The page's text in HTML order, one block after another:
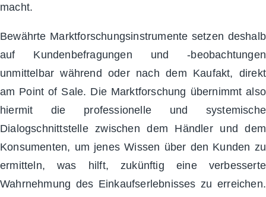
macht.
Bewährte Marktforschungsinstrumente setzen deshalb
auf Kundenbefragungen und -beobachtungen
unmittelbar während oder nach dem Kaufakt, direkt
am Point of Sale. Die Marktforschung übernimmt also
hiermit die professionelle und systemische
Dialogschnittstelle zwischen dem Händler und dem
Konsumenten, um jenes Wissen über den Kunden zu
ermitteln, was hilft, zukünftig eine verbesserte
Wahrnehmung des Einkaufserlebnisses zu erreichen.